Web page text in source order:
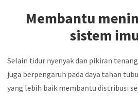
Membantu
sistem
Selain tidur nyenyak dan pikiran
juga berpengaruh pada daya tahan
yang lebih baik membantu distribusi